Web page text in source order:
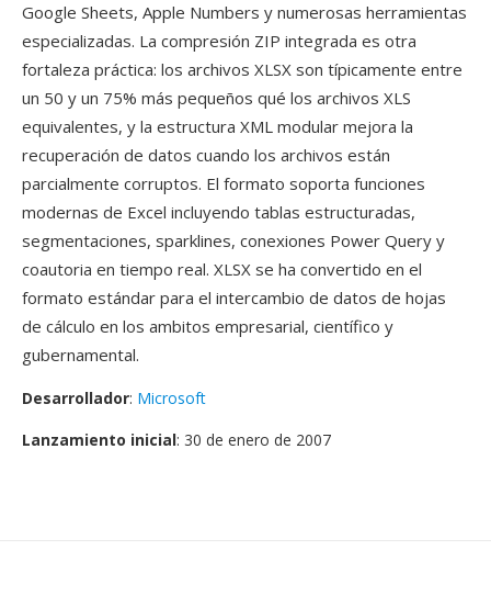
Google Sheets, Apple Numbers y numerosas herramientas
especializadas. La compresión ZIP integrada es otra
fortaleza práctica: los archivos XLSX son típicamente entre
un 50 y un 75% más pequeños qué los archivos XLS
equivalentes, y la estructura XML modular mejora la
recuperación de datos cuando los archivos están
parcialmente corruptos. El formato soporta funciones
modernas de Excel incluyendo tablas estructuradas,
segmentaciones, sparklines, conexiones Power Query y
coautoria en tiempo real. XLSX se ha convertido en el
formato estándar para el intercambio de datos de hojas
de cálculo en los ambitos empresarial, científico y
gubernamental.
Desarrollador: Microsoft
Lanzamiento inicial: 30 de enero de 2007